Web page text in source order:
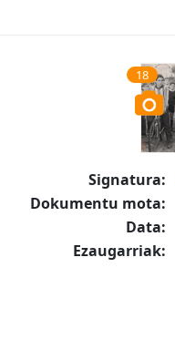
18
Signatura:
Dokumentu mota:
Data:
Ezaugarriak: